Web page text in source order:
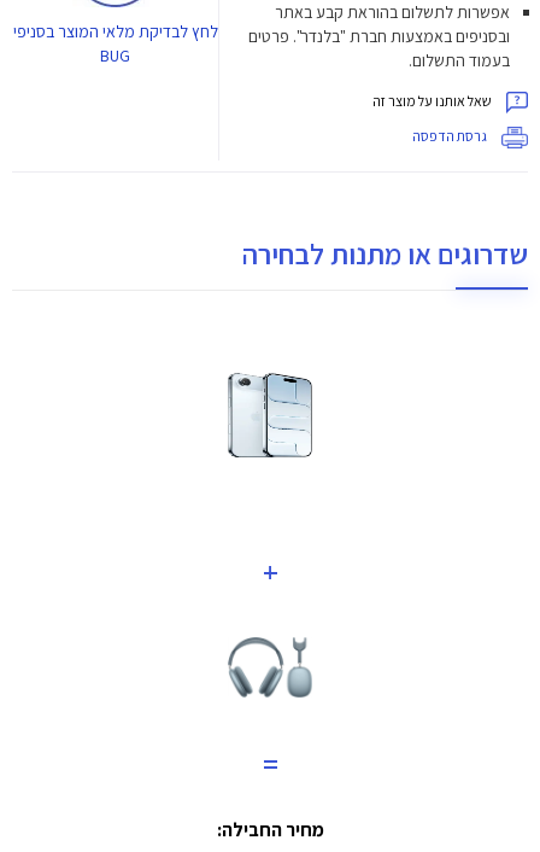
אפשרות לתשלום בהוראת קבע באתר
ובסניפים באמצעות חברת "בלנדר". פרטים
בעמוד התשלום.
שאל אותנו על מוצר זה
גרסת הדפסה
לחץלבדיקת מלאי המוצר בסניפי
BUG
שדרוגים או מתנות לבחירה
+
=
מחיר החבילה: